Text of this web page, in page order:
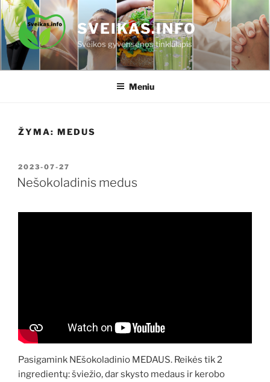
Eiti
prie
turinio
SVEIKAS.INFO
Sveikos gyvensenos tinklalapis
Meniu
ŽYMA: MEDUS
PASKELBTA
2023-07-27
Nešokoladinis medus
Pasigamink NEšokoladinio MEDAUS. Reikės tik 2
ingredientų: šviežio, dar skysto medaus ir kerobo